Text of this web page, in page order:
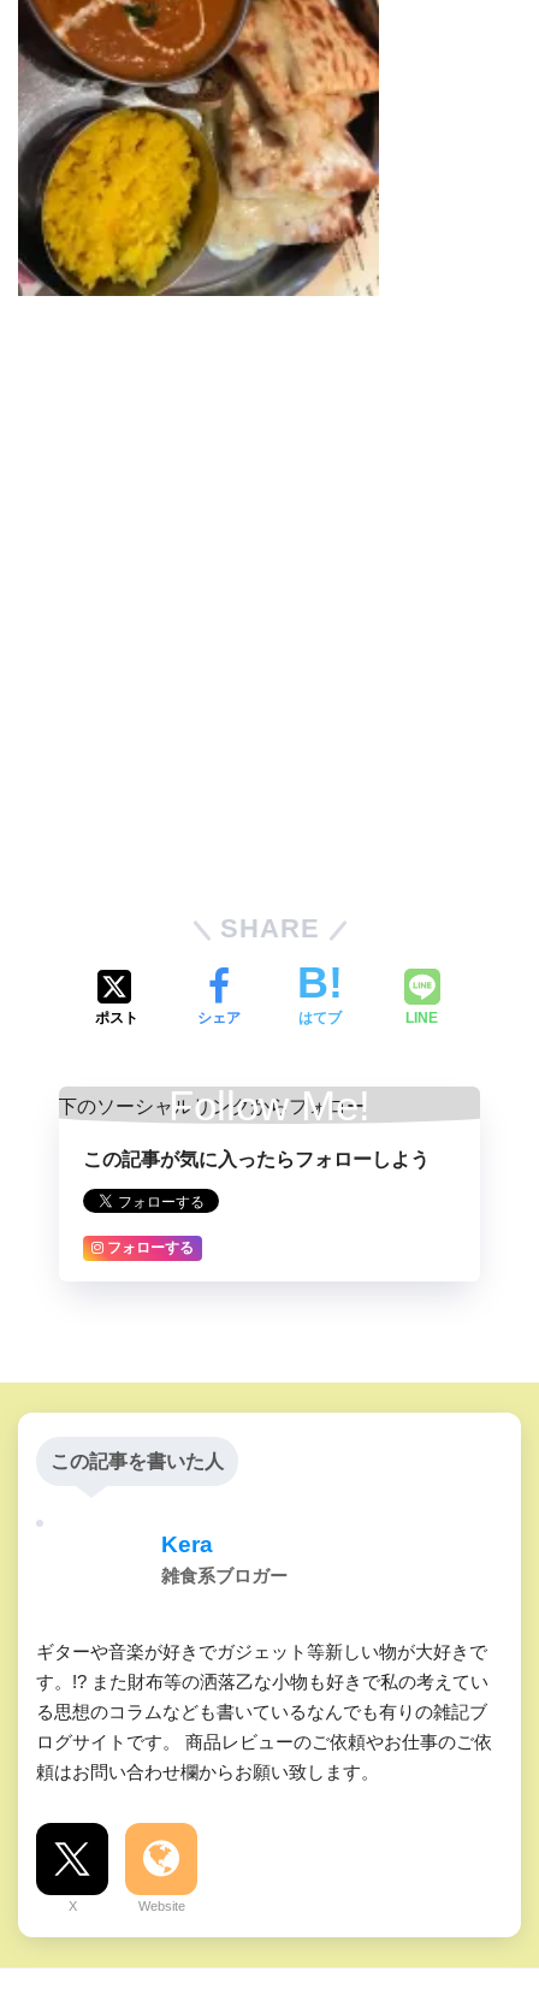
SHARE
ポスト シェア はてブ LINE
Follow Me!
この記事が気に入ったらフォローしよう
フォローする
この記事を書いた人
Kera
雑食系ブロガー
ギターや音楽が好きでガジェット等新しい物が大好きで
す。!? また財布等の洒落乙な小物も好きで私の考えてい
る思想のコラムなども書いているなんでも有りの雑記ブ
ログサイトです。 商品レビューのご依頼やお仕事のご依
頼はお問い合わせ欄からお願い致します。
X Website